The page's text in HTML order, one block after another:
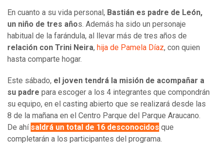
En cuanto a su vida personal, Bastián es padre de León,
un niño de tres años. Además ha sido un personaje
habitual de la farándula, al llevar más de tres años de
relación con Trini Neira, hija de Pamela Díaz, con quien
hasta comparte hogar.
Este sábado, el joven tendrá la misión de acompañar a
su padre para escoger a los 4 integrantes que compondrán
su equipo, en el casting abierto que se realizará desde las
8 de la mañana en el Centro Parque del Parque Araucano.
De ahí saldrá un total de 16 desconocidos que
completarán a los participantes del programa.